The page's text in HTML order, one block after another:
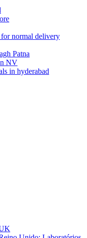
normal delivery
Patna
NV
in hyderabad